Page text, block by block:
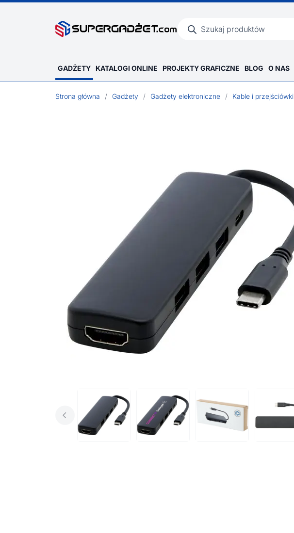
produktów
GADŻETY KATALOGI ONLINE PROJEKTY GRAFICZNE BLOG O NAS
Strona główna / Gadżety / Gadżety elektroniczne / Kable i przejściówki